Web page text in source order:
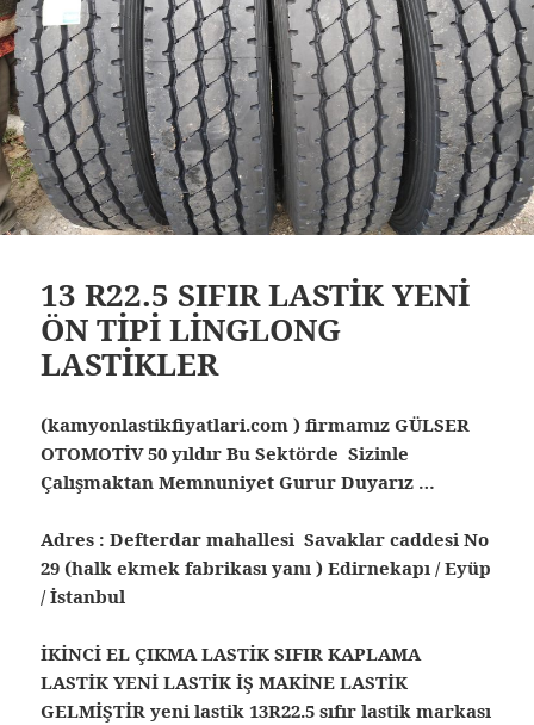
13 R22.5 SIFIR LASTİK YENİ
ÖN TİPİ LİNGLONG
LASTİKLER
(kamyonlastikfiyatlari.com ) firmamız GÜLSER
OTOMOTİV 50 yıldır Bu Sektörde Sizinle
Çalışmaktan Memnuniyet Gurur Duyarız …
Adres : Defterdar mahallesi Savaklar caddesi No
29 (halk ekmek fabrikası yanı ) Edirnekapı / Eyüp
/ İstanbul
İKİNCİ EL ÇIKMA LASTİK SIFIR KAPLAMA
LASTİK YENİ LASTİK İŞ MAKİNE LASTİK
GELMİŞTİR yeni lastik 13R22.5 sıfır lastik markası